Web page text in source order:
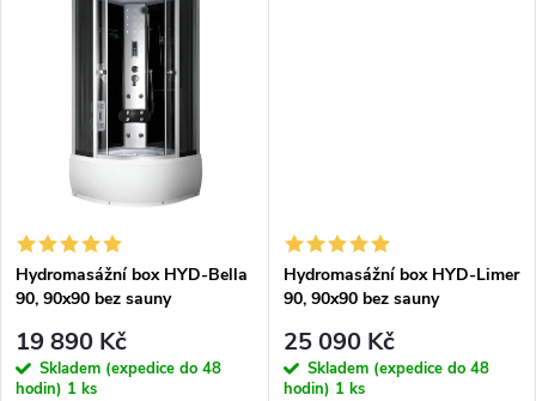
Hydromasážní box HYD-Bella
90, 90x90 bez sauny
19 890 Kč
Skladem (expedice do 48
hodin) 1 ks
Hydromasážní box HYD-Limer
90, 90x90 bez sauny
25 090 Kč
Skladem (expedice do 48
hodin) 1 ks